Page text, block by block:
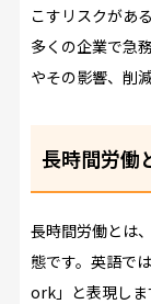
こすリスクがあ
多くの企業で急
やその影響、削
長時間労働
長時間労働とは
態です。英語
ork」と表現しま